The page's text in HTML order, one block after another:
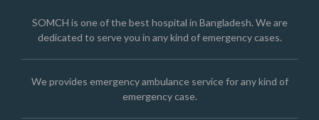
SOMCH is one of the best hospital in Bangladesh. We are
dedicated to serve you in any kind of emergency cases.
We provides emergency ambulance service for any kind of
emergency case.